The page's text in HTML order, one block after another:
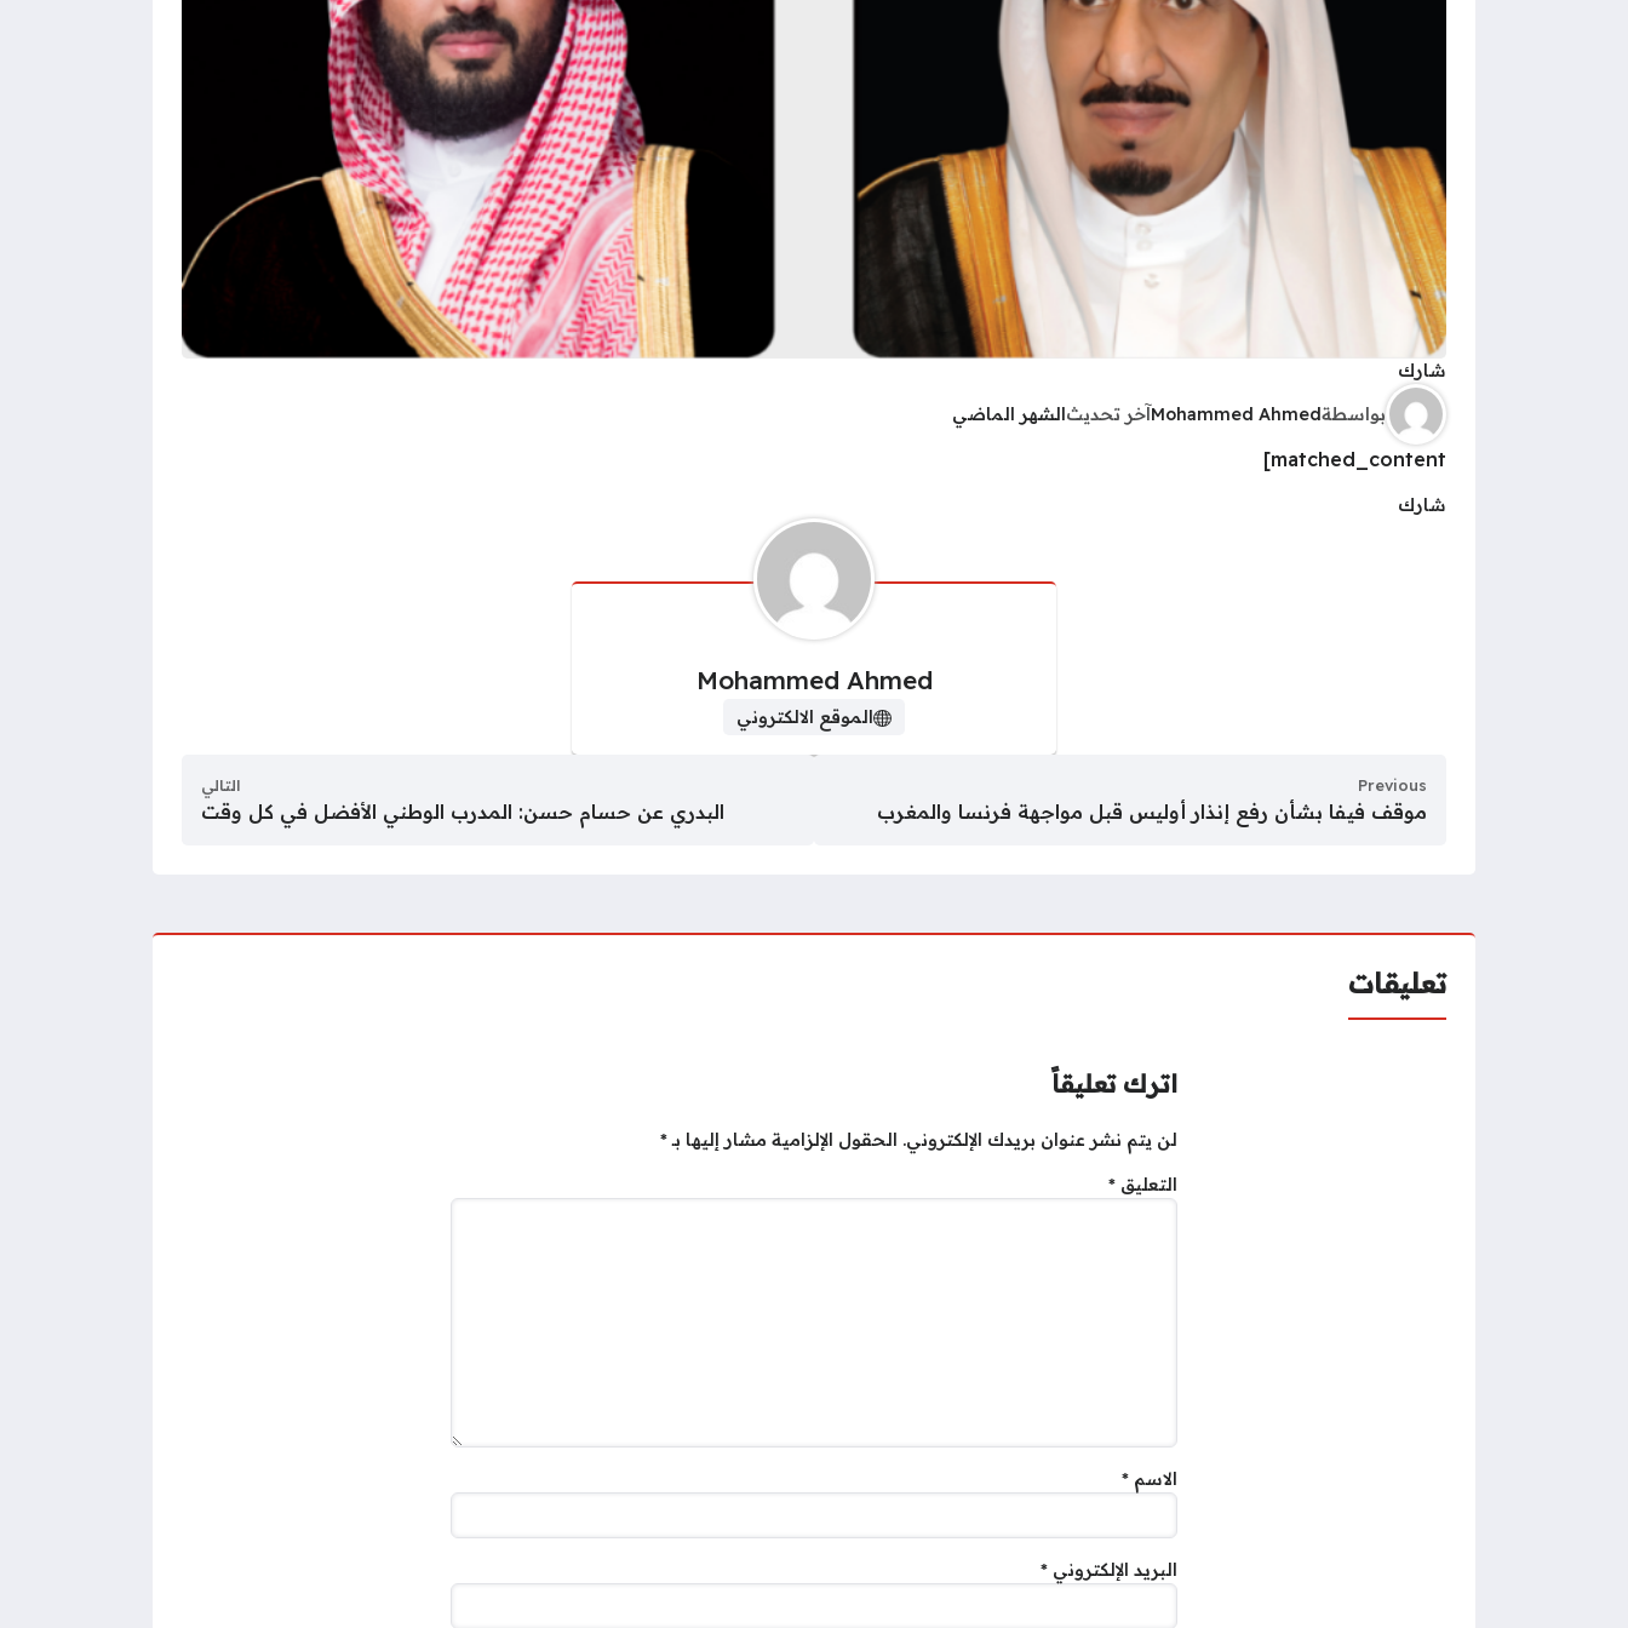
شارك
بواسطةMohammed Ahmedآخر تحديثالشهر الماضي
matched_content]
شارك
Mohammed Ahmed
الموقع الالكتروني
Previous
موقف فيفا بشأن رفع إنذار أوليس قبل مواجهة فرنسا والمغرب
التالي
البدري عن حسام حسن: المدرب الوطني الأفضل في كل وقت
تعليقات
اترك تعليقاً
لن يتم نشر عنوان بريدك الإلكتروني. الحقول الإلزامية مشار إليها بـ*
التعليق *
الاسم *
البريد الإلكتروني *